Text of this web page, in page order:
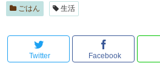
ごはん 生活
Twitter Facebook